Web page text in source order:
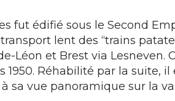
fut édifié sous le Second
lent des “trains
Léon et Brest via Lesneven.
1950. Réhabilité par la suite,
sa vue panoramique sur la